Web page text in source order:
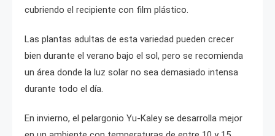
cubriendo el recipiente con film plástico.
Las plantas adultas de esta variedad pueden crecer
bien durante el verano bajo el sol, pero se recomienda
un área donde la luz solar no sea demasiado intensa
durante todo el día.
En invierno, el pelargonio Yu-Kaley se desarrolla mejor